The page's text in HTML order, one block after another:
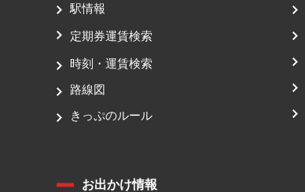
駅情報
定期券運賃検索
時刻・運賃検索
路線図
きっぷのルール
お出かけ情報